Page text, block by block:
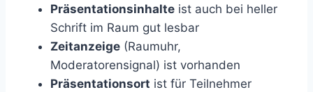
Präsentationsinhalte ist auch bei heller
Schrift im Raum gut lesbar
Zeitanzeige (Raumuhr,
Moderatorensignal) ist vorhanden
Präsentationsort ist für Teilnehmer